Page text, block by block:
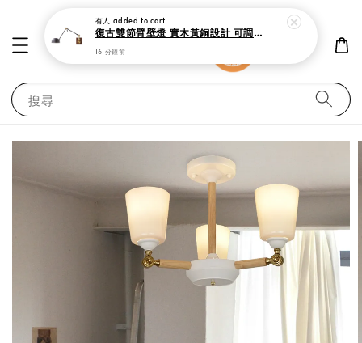
搜尋
有人 added to cart
復古雙節臂壁燈 實木黃銅設計 可調式工作閱讀燈
16 分鐘前